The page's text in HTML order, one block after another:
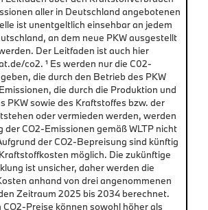
aller in Deutschland angebotenen
ist unentgeltlich einsehbar an jedem
an dem neue PKW ausgestellt
Der Leitfaden ist auch hier
co2. ¹ Es werden nur die C02-
die durch den Betrieb des PKW
die durch die Produktion und
PKW sowie des Kraftstoffes bzw. der
oder vermieden werden, werden
der CO2-Emissionen gemäß WLTP nicht
der CO2-Bepreisung sind künftig
möglich. Die zukünftige
ist unsicher, daher werden die
anhand von drei angenommenen
Zeitraum 2025 bis 2034 berechnet.
Preise können sowohl höher als